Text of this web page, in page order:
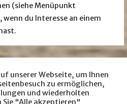
(siehe Menüpunkt
du Interesse an einem
… facebook Instagram
amazon
unserer Webseite, um Ihnen
zu ermöglichen,
und wiederholten
Sie "Alle akzeptieren"